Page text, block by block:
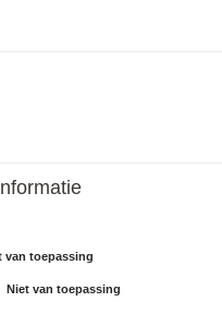
van toepassing
Niet van toepassing